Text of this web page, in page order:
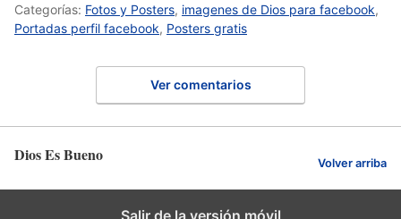
Categorías: Fotos y Posters, imagenes de Dios para facebook,
Portadas perfil facebook, Posters gratis
Ver comentarios
Dios Es Bueno Volver arriba
Salir de la versión móvil